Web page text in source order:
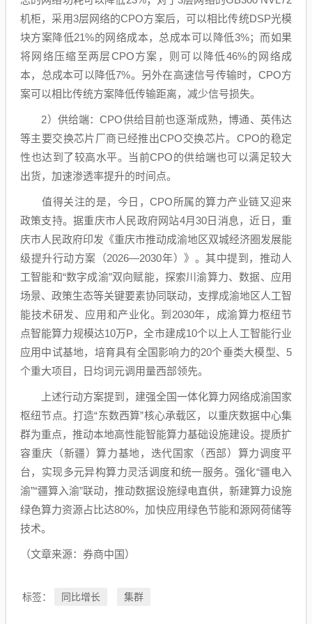
机柜，采用3层网络的CPO方案后，可以相比传统DSP光模
块方案降低21%的网络成本，总成本可以降低3%；而如果
将网络压缩至两层CPO方案，则可以降低46%的网络成
本，总成本可以降低7%。另外在高速信号传输时，CPO方
案可以相比传统方案降低传输距离，减少信号损失。
2）供给端：CPO供给目前也逐渐成熟，博通、 英伟达
等主要交换芯片厂商已经推出CPO交换芯片。CPO的稳定
性也达到了较高水平。当前CPO的供给端也可以满足较大
出货，加速渗透率提升的时间点。
值得关注的是，今日，CPO所属的算力产业链又迎来
政策支持。据重庆市人民政府网站4月30日消息，近日，重
庆市人民政府印发《重庆市推动成渝地区双城经济圈发展能
级提升行动方案（2026—2030年）》。其中提到，推动人
工智能和“数字成渝”双向赋能，探索川渝算力、数据、应用
场景、政策生态等关键要素协同联动，支撑成渝地区人工智
能技术研发、应用和产业化。到2030年，成渝算力枢纽节
点智能算力规模达10万P，全市建成10个以上人工智能行业
应用中试基地，培育具有全国影响力的20个垂类大模型、5
个重大项目，日均词元调用量西部领先。
上述行动方案提到，建强全国一体化算力网络成渝国家
枢纽节点。打造“东数西算”核心承载区，以重庆数据中心集
群为重点，推动本地高性能智能算力基础设施建设。提质扩
容重庆（新疆）算力基地，迭代国家（西部）算力调度平
台，实现多元异构算力灵活调度和统一服务。强化“疆电入
渝”“疆算入渝”联动，推动数据设施绿电直供，新建算力设施
绿色算力资源占比达80%，加快应用绿色节能和源网荷储等
技术。
（文章来源：券商中国）
标签： 同比增长 集群